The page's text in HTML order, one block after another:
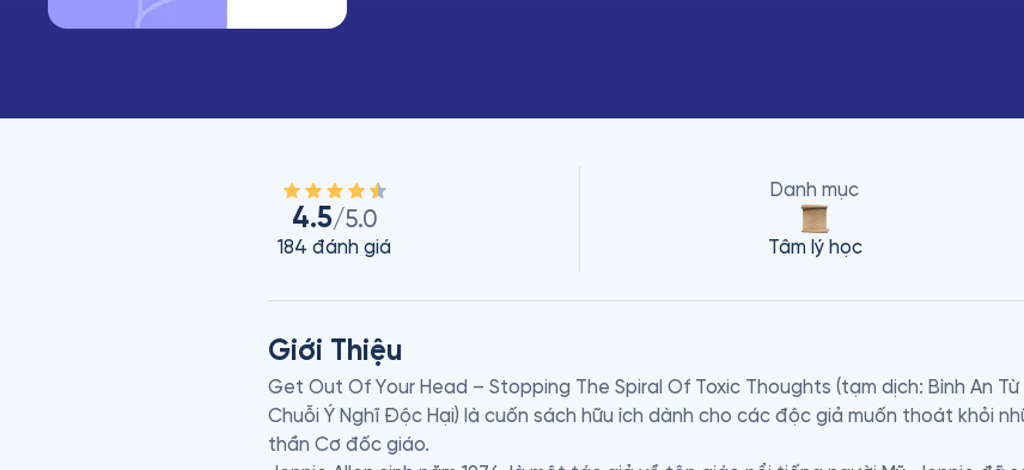
4.5/5.0
184 đánh giá
Danh mục
Tâm lý học
Giới Thiệu
Get Out Of Your Head – Stopping The Spiral Of Toxic Thoughts (tạm dịch: Bình An
Chuỗi Ý Nghĩ Độc Hại) là cuốn sách hữu ích dành cho các độc giả muốn thoát khỏi
thần Cơ đốc giáo.